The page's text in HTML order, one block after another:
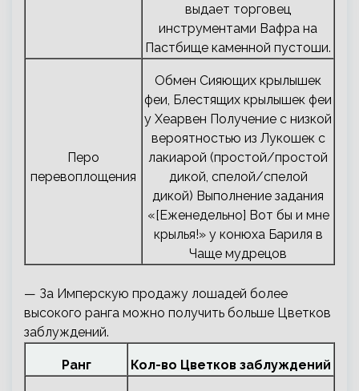
выдает торговец
инструментами Вафра на
Пастбище каменной пустоши.
Перо
перевоплощения
Обмен Сияющих крылышек
феи, Блестящих крылышек феи
у Хеарвен Получение с низкой
вероятностью из Лукошек с
лакиарой (простой/простой
дикой, спелой/спелой
дикой) Выполнение задания
«[Еженедельно] Вот бы и мне
крылья!» у конюха Бариля в
Чаще мудрецов
— За Имперскую продажу лошадей более
высокого ранга можно получить больше Цветков
заблуждений.
Ранг Кол-во Цветков заблуждений